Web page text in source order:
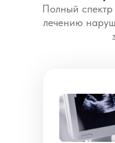
Полный спектр
лечению